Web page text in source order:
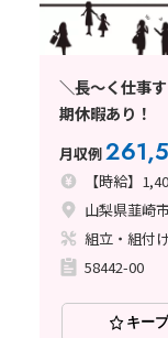
＼長～く仕事
期休暇あり！
月収例
【時給】
山梨県韮崎
組立・組付
58442-00
キー